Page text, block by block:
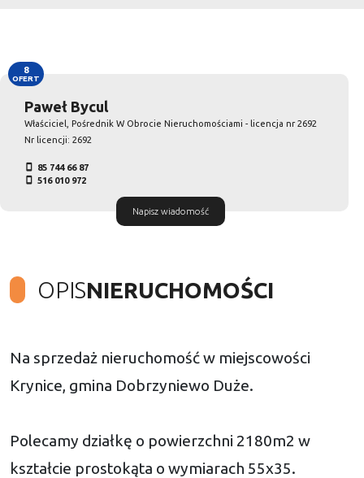
Paweł Bycul
Właściciel, Pośrednik W Obrocie Nieruchomościami - licencja nr 2692
Nr licencji: 2692
85 744 66 87
516 010 972
Napisz wiadomość
8
OFERT
OPISNIERUCHOMOŚCI
Na sprzedaż nieruchomość w miejscowości
Krynice, gmina Dobrzyniewo Duże.
Polecamy działkę o powierzchni 2180m2 w
kształcie prostokąta o wymiarach 55x35.